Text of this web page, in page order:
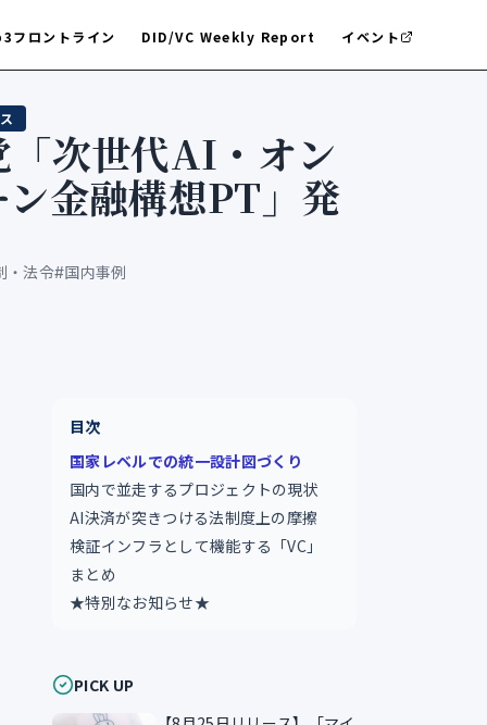
フロントライン DID/VC Weekly Report イベント
「次世代AI・オン
金融構想PT」発
・法令#国内事例
目次
国家レベルでの統一設計図づくり
国内で並走するプロジェクトの現状
AI決済が突きつける法制度上の摩擦
検証インフラとして機能する「VC」
まとめ
★特別なお知らせ★
PICK UP